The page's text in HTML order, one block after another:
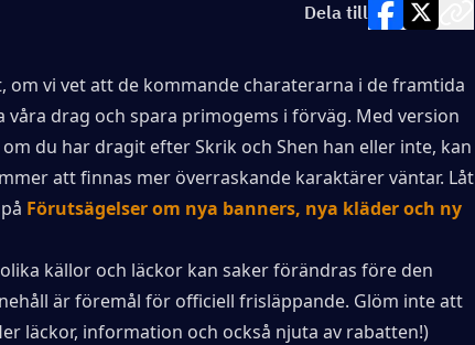
Dela till
om vi vet att de kommande charaterarna i de framtida
våra drag och spara primogems i förväg. Med version
du har dragit efter Skrik och Shen han eller inte, kan
att finnas mer överraskande karaktärer väntar. Låt
Förutsägelser om nya banners, nya kläder och ny
källor och läckor kan saker förändras före den
är föremål för officiell frisläppande. Glöm inte att
läckor, information och också njuta av rabatten!)